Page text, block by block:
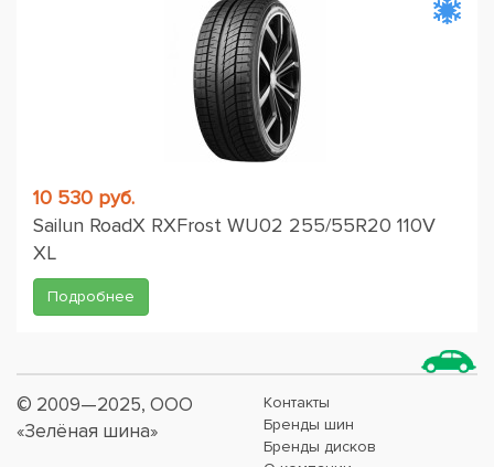
10 530 руб.
Sailun RoadX RXFrost WU02 255/55R20 110V
XL
Подробнее
© 2009—2025, ООО
«Зелёная шина»
Контакты
Бренды шин
Бренды дисков